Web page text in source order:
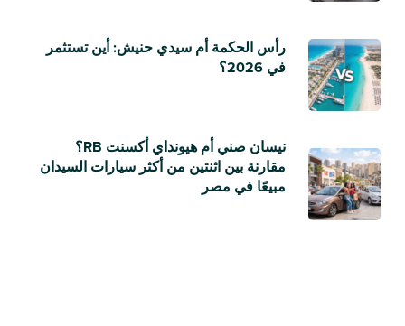
رأس الحكمة أم سيدي حنيش: أين تستثمر
في 2026؟
نيسان صني أم هيونداي أكسنت RB؟
مقارنة بين اثنتين من أكثر سيارات السيدان
مبيعًا في مصر